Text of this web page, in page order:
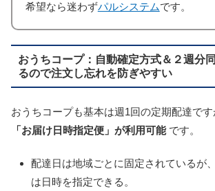
希望なら迷わずパルシステムです。
おうちコープ：自動確定方式＆２週分
るので注文し忘れを防ぎやすい
おうちコープも基本は週1回の定期配達です
「お届け日時指定便」が利用可能です。
配達日は地域ごとに固定されているが
は日時を指定できる。